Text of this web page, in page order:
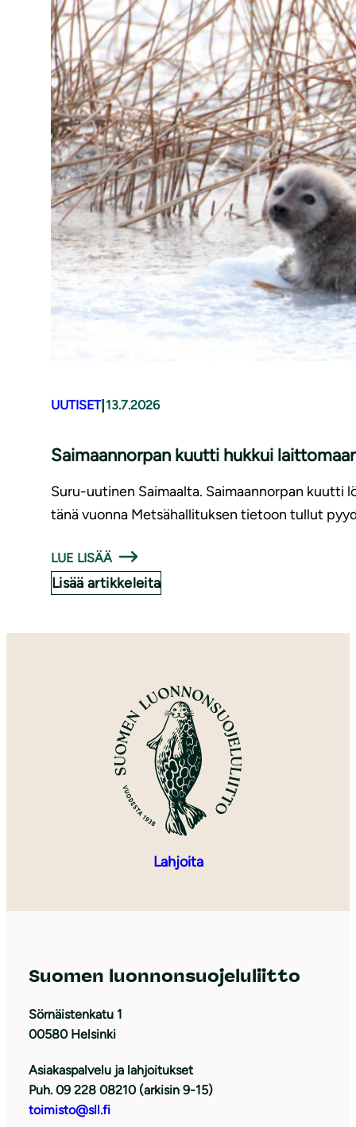
UUTISET| 13.7.2026
Saimaannorpan kuutti hukkui
Suru-uutinen Saimaalta. Saimaannorpan kuutti
tänä vuonna Metsähallituksen tietoon tullut
LUE LISÄÄ
Lisää artikkeleita
Lahjoita
Suomen luonnonsuojeluliitto
Sörnäistenkatu 1
00580 Helsinki
Asiakaspalvelu ja lahjoitukset
Puh. 09 228 08210 (arkisin 9-15)
toimisto@sll.fi